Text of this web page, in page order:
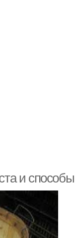
и способы